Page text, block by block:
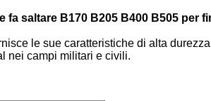
saltare B170 B205 B400 B505 per
le sue caratteristiche di alta
nei campi militari e civili.